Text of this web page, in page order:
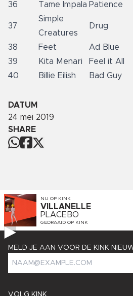
36 Tame Impala Patience
37
Simple
Creatures
Drug
38 Feet Ad Blue
39
Kita Menari Feel it All
40
Billie Eilish Bad Guy
DATUM
24 mei 2019
SHARE
NU OP KINK
VILLANELLE
PLACEBO
GEDRAAID OP KINK
MELD JE AAN VOOR DE KINK